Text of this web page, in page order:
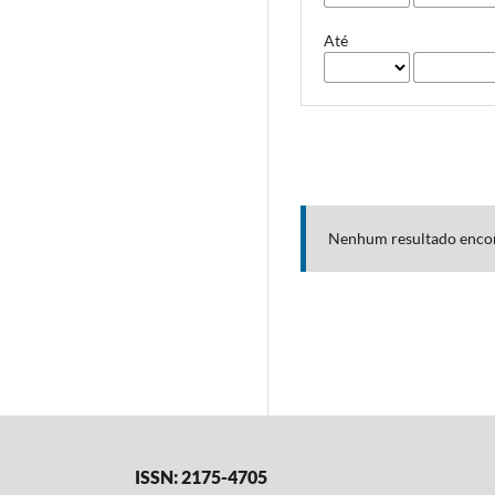
Até
Nenhum resultado
ISSN: 2175-4705